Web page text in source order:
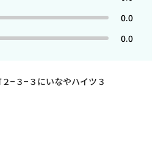
0.0
0.0
−３−３にいなやハイツ３